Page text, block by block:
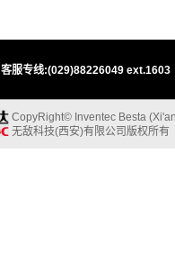
客服专线:(029)88226049 ext.1603
CopyRight© Inventec Besta
无敌科技(西安)有限公司版权所有